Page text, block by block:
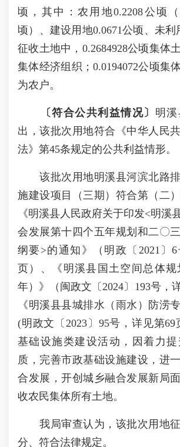
顷，其中：农用地0.2208公顷
顷）、建设用地0.0671公顷、未
征收土地中，0.2684928公顷集体
集体经济组织；0.0194072公顷集
为农户。
〔符合公共利益情况〕 明
出，该批次用地符合《中华人民
法》第45条规定的公共利益情形。
该批次用地明溪县河滨北路排
施建设项目（三期）符合第（二
《明溪县人民政府关于印发<明溪
会发展第十四个五年规划和二〇
纲要>的通知》（明政〔2021〕
页）、《明溪县国土空间总体规
年）》（闽政文〔2024〕193号，
《明溪县县城排水（雨水）防涝
(明政文〔2023〕95号，详见第
基础设施类建设活动，因着力
质，完善市政基础设施建设，进
合发展，开创城乡融合发展新局
收农民集体所有土地。
我局审查认为，该批次用地征
分、符合法律规定。